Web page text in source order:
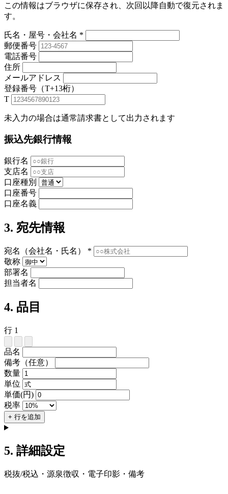
この情報はブラウザに保存され、次回以降自動で復元されま
す。
氏名・屋号・会社名 *
郵便番号
電話番号
住所
メールアドレス
登録番号（T+13桁）
T
未入力の場合は通常請求書として出力されます
振込先銀行情報
銀行名
支店名
口座種別
口座番号
口座名義
3. 宛先情報
宛名（会社名・氏名） *
敬称
部署名
担当者名
4. 品目
行 1
品名
備考（任意）
数量
単位
単価(円)
税率
+ 行を追加
5. 詳細設定
税抜/税込・源泉徴収・電子印影・備考